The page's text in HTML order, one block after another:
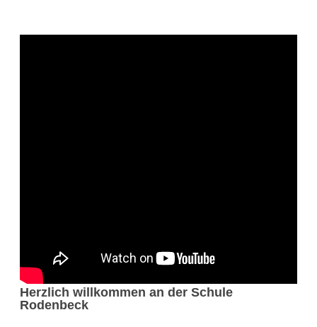
Herzlich willkommen an der Schule
Rodenbeck